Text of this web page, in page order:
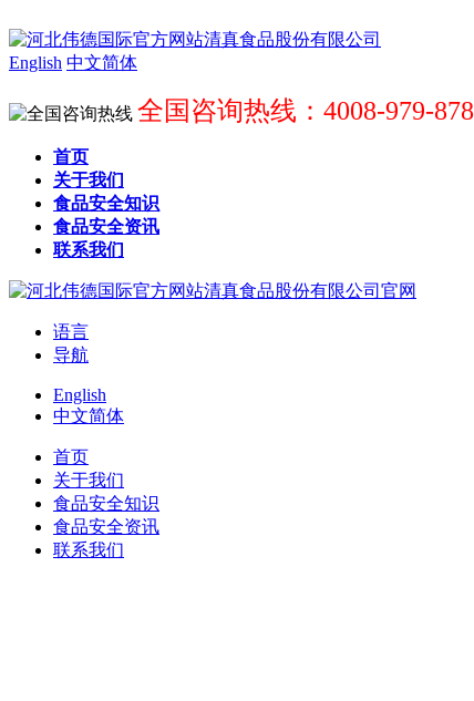
English 中文简体
全国咨询热线：4008-979-878
首页
关于我们
食品安全知识
食品安全资讯
联系我们
语言
导航
English
中文简体
首页
关于我们
食品安全知识
食品安全资讯
联系我们